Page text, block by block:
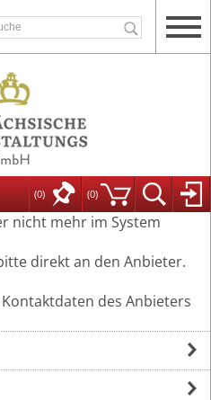
(0) (0)
nicht mehr im System
direkt an den Anbieter.
des Anbieters